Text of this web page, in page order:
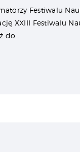
Festiwalu
XXIII Festiwalu
do…